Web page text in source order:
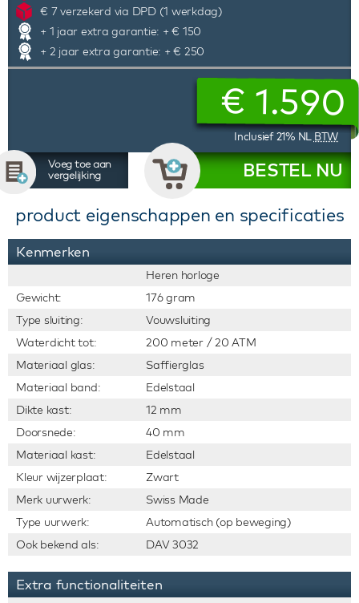
€ 7 verzekerd via DPD (1 werkdag)
+ 1 jaar extra garantie: + € 150
+ 2 jaar extra garantie: + € 250
€ 1.590
Inclusief 21% NL BTW
Voeg toe aan
vergelijking
BESTEL NU
product eigenschappen en specificaties
Kenmerken
Heren horloge
Gewicht:
176 gram
Type sluiting:
Vouwsluiting
Waterdicht tot:
200 meter / 20 ATM
Materiaal glas:
Saffierglas
Materiaal band:
Edelstaal
Dikte kast:
12 mm
Doorsnede:
40 mm
Materiaal kast:
Edelstaal
Kleur wijzerplaat:
Zwart
Merk uurwerk:
Swiss Made
Type uurwerk:
Automatisch (op beweging)
Ook bekend als:
DAV 3032
Extra functionaliteiten